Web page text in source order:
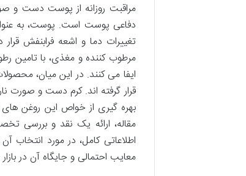
مراقبت روزانه از پوست دست و
دفاعی پوست است. پوست، به
تغییرات دما و اشعه فرابنفش
مرطوب کننده و مغذی، با تامین
ایفا می کنند. در این میان،
قرار گرفته اند. کرم دست و صورت
بهره گیری از خواص این روغن
مقاله، ارائه یک نقد و بررسی
اطلاعاتی کامل، در مورد انتخاب
معایب احتمالی و جایگاه آن در